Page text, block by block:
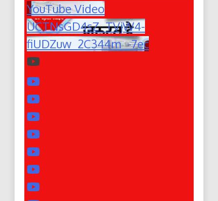
YouTube Video
UCTNsGD4sZ_TVjW4-
fiUDZuw_2C344m_-7ec